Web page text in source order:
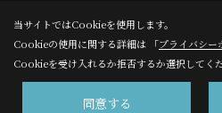
Copyright (c) Sanei corp. All Rights
Produced byゴデスクリエイト
当サイトではCookieを使用します。
Cookieの使用に関する詳細は 「プライバシー
Cookieを受け入れるか拒否するか選択してくだ
同意する